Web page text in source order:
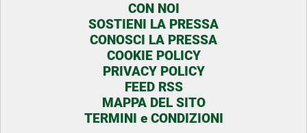
CON NOI
SOSTIENI LA PRESSA
CONOSCI LA PRESSA
COOKIE POLICY
PRIVACY POLICY
FEED RSS
MAPPA DEL SITO
TERMINI e CONDIZIONI